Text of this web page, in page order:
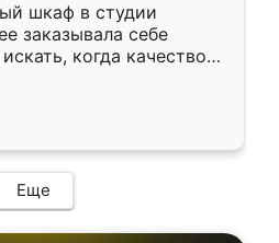
шкаф в студии
заказывала себе
когда качеством
кухня уже почти
нет.
Еще